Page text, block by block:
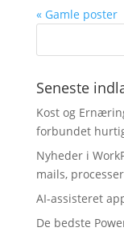
« Gamle poster
Seneste
Kost og
forbundet
Nyheder i
mails,
AI-assisteret
De bedste